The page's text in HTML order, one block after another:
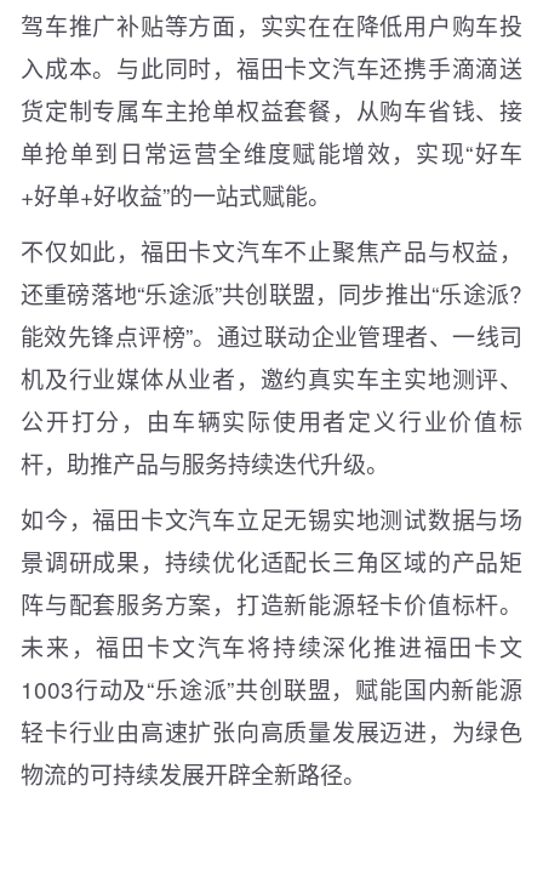
驾车推广补贴等方面，实实在在降低用户购车投
入成本。与此同时，福田卡文汽车还携手滴滴送
货定制专属车主抢单权益套餐，从购车省钱、接
单抢单到日常运营全维度赋能增效，实现“好车
+好单+好收益”的一站式赋能。
不仅如此，福田卡文汽车不止聚焦产品与权益，
还重磅落地“乐途派”共创联盟，同步推出“乐途派?
能效先锋点评榜”。通过联动企业管理者、一线司
机及行业媒体从业者，邀约真实车主实地测评、
公开打分，由车辆实际使用者定义行业价值标
杆，助推产品与服务持续迭代升级。
如今，福田卡文汽车立足无锡实地测试数据与场
景调研成果，持续优化适配长三角区域的产品矩
阵与配套服务方案，打造新能源轻卡价值标杆。
未来，福田卡文汽车将持续深化推进福田卡文
1003行动及“乐途派”共创联盟，赋能国内新能源
轻卡行业由高速扩张向高质量发展迈进，为绿色
物流的可持续发展开辟全新路径。